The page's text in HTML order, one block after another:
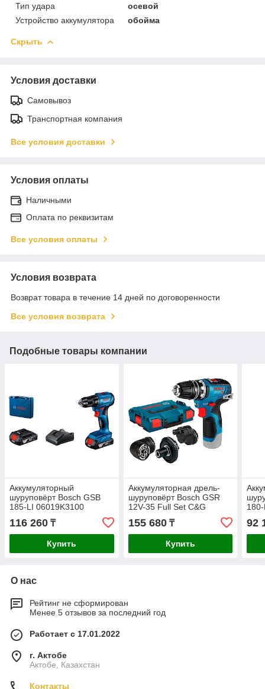
Тип удара
осевой
Устройство аккумулятора
обойма
Скрыть
Условия доставки
Самовывоз
Транспортная компания
Все условия доставки
Условия оплаты
Наличными
Оплата по реквизитам
Все условия оплаты
Условия возврата
Возврат товара в течение 14 дней по договоренности
Все условия возврата
Подобные товары компании
Аккумуляторный
шуруповёрт Bosch GSB
185-LI 06019K3100
116 260 ₸
Купить
Аккумуляторная дрель-
шуруповёрт Bosch GSR
12V-35 Full Set C&G
06019H3003
155 680₸
Купить
92
О нас
Рейтинг не сформирован
Менее 5 отзывов за последний год
Работает с 17.01.2022
г. Актобе
Актобе, Казахстан
Контакты